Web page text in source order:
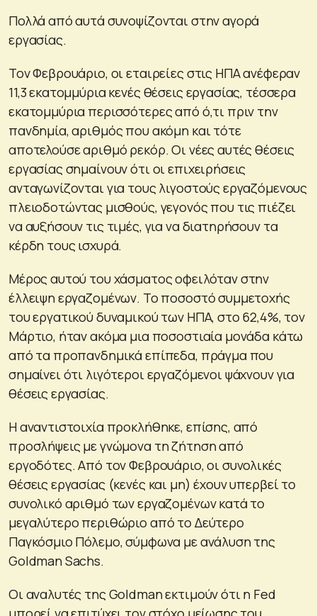
Πολλά από αυτά συνοψίζονται στην αγορά
εργασίας.
Τον Φεβρουάριο, οι εταιρείες στις ΗΠΑ ανέφεραν
11,3 εκατομμύρια κενές θέσεις εργασίας, τέσσερα
εκατομμύρια περισσότερες από ό,τι πριν την
πανδημία, αριθμός που ακόμη και τότε
αποτελούσε αριθμό ρεκόρ. Οι νέες αυτές θέσεις
εργασίας σημαίνουν ότι οι επιχειρήσεις
ανταγωνίζονται για τους λιγοστούς εργαζόμενους
πλειοδοτώντας μισθούς, γεγονός που τις πιέζει
να αυξήσουν τις τιμές, για να διατηρήσουν τα
κέρδη τους ισχυρά.
Μέρος αυτού του χάσματος οφειλόταν στην
έλλειψη εργαζομένων. Το ποσοστό συμμετοχής
του εργατικού δυναμικού των ΗΠΑ, στο 62,4%, τον
Μάρτιο, ήταν ακόμα μια ποσοστιαία μονάδα κάτω
από τα προπανδημικά επίπεδα, πράγμα που
σημαίνει ότι λιγότεροι εργαζόμενοι ψάχνουν για
θέσεις εργασίας.
Η αναντιστοιχία προκλήθηκε, επίσης, από
προσλήψεις με γνώμονα τη ζήτηση από
εργοδότες. Από τον Φεβρουάριο, οι συνολικές
θέσεις εργασίας (κενές και μη) έχουν υπερβεί το
συνολικό αριθμό των εργαζομένων κατά το
μεγαλύτερο περιθώριο από το Δεύτερο
Παγκόσμιο Πόλεμο, σύμφωνα με ανάλυση της
Goldman Sachs.
Οι αναλυτές της Goldman εκτιμούν ότι η Fed